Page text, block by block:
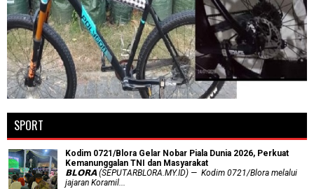
SPORT
Kodim 0721/Blora Gelar Nobar Piala Dunia 2026, Perkuat
Kemanunggalan TNI dan Masyarakat
𝗕𝗟𝗢𝗥𝗔 (SEPUTARBLORA.MY.ID) — Kodim 0721/Blora melalui
jajaran Koramil...